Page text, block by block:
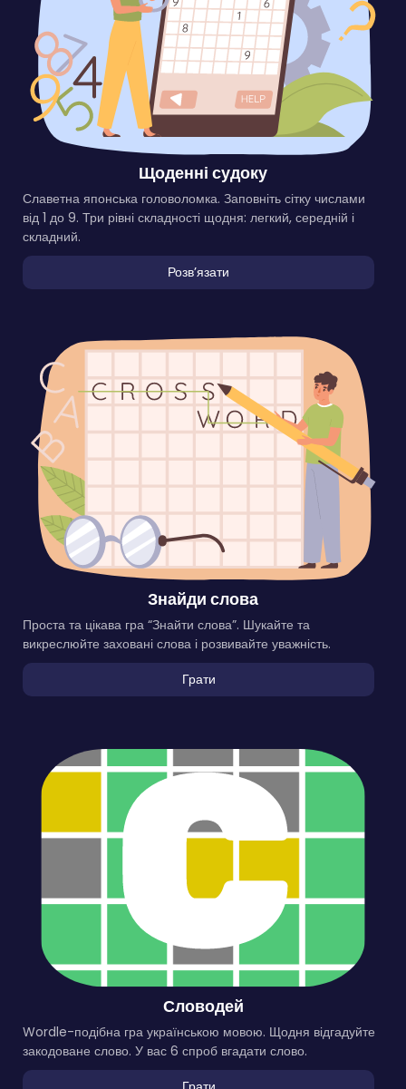
Щоденні судоку
Славетна японська головоломка. Заповніть сітку числами
від 1 до 9. Три рівні складності щодня: легкий, середній і
складний.
Розвʼязати
Знайди слова
Проста та цікава гра “Знайти слова”. Шукайте та
викреслюйте заховані слова і розвивайте уважність.
Грати
Словодей
Wordle-подібна гра українською мовою. Щодня відгадуйте
закодоване слово. У вас 6 спроб вгадати слово.